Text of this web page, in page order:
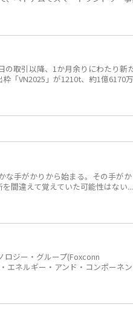
取引以降、1か月余りにわたり新
「VN2025」が1210t、約1億6170万
な手がかりから始まる。その手が
間違えて覚えていた可能性はない...
ロジー・グループ(Foxconn
エネルギー・アンド・コンポーネ